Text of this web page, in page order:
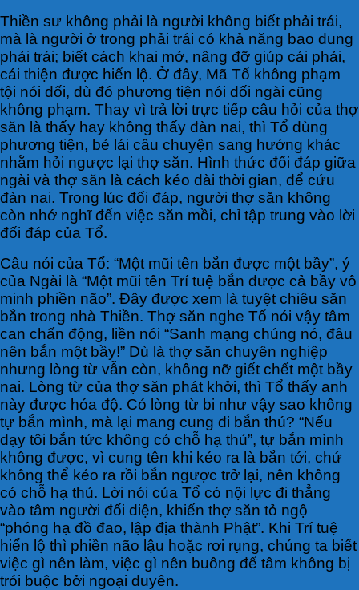
Thiền sư không phải là người không biết phải trái,
mà là người ở trong phải trái có khả năng bao dung
phải trái; biết cách khai mở, nâng đỡ giúp cái phải,
cái thiện được hiển lộ. Ở đây, Mã Tổ không phạm
tội nói dối, dù đó phương tiện nói dối ngài cũng
không phạm. Thay vì trả lời trực tiếp câu hỏi của thợ
săn là thấy hay không thấy đàn nai, thì Tổ dùng
phương tiện, bẻ lái câu chuyện sang hướng khác
nhằm hỏi ngược lại thợ săn. Hình thức đối đáp giữa
ngài và thợ săn là cách kéo dài thời gian, để cứu
đàn nai. Trong lúc đối đáp, người thợ săn không
còn nhớ nghĩ đến việc săn mồi, chỉ tập trung vào lời
đối đáp của Tổ.
Câu nói của Tổ: “Một mũi tên bắn được một bầy”, ý
của Ngài là “Một mũi tên Trí tuệ bắn được cả bầy vô
minh phiền não”. Đây được xem là tuyệt chiêu săn
bắn trong nhà Thiền. Thợ săn nghe Tổ nói vậy tâm
can chấn động, liền nói “Sanh mạng chúng nó, đâu
nên bắn một bầy!” Dù là thợ săn chuyên nghiệp
nhưng lòng từ vẫn còn, không nỡ giết chết một bầy
nai. Lòng từ của thợ săn phát khởi, thì Tổ thấy anh
này được hóa độ. Có lòng từ bi như vậy sao không
tự bắn mình, mà lại mang cung đi bắn thú? “Nếu
dạy tôi bắn tức không có chỗ hạ thủ”, tự bắn mình
không được, vì cung tên khi kéo ra là bắn tới, chứ
không thể kéo ra rồi bắn ngược trở lại, nên không
có chỗ hạ thủ. Lời nói của Tổ có nội lực đi thẳng
vào tâm người đối diện, khiến thợ săn tỏ ngộ
“phóng hạ đồ đao, lập địa thành Phật”. Khi Trí tuệ
hiển lộ thì phiền não lậu hoặc rơi rụng, chúng ta biết
việc gì nên làm, việc gì nên buông để tâm không bị
trói buộc bởi ngoại duyên.